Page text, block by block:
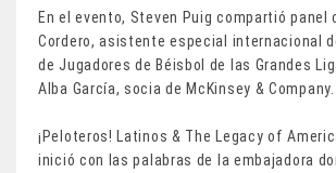
En el evento, Steven Puig compartió panel
Cordero, asistente especial internacional
de Jugadores de Béisbol de las Grandes
Alba García, socia de McKinsey & Company.
¡Peloteros! Latinos & The Legacy of
inició con las palabras de la embajadora